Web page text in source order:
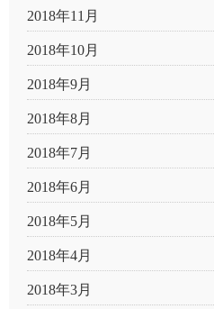
2018年11月
2018年10月
2018年9月
2018年8月
2018年7月
2018年6月
2018年5月
2018年4月
2018年3月